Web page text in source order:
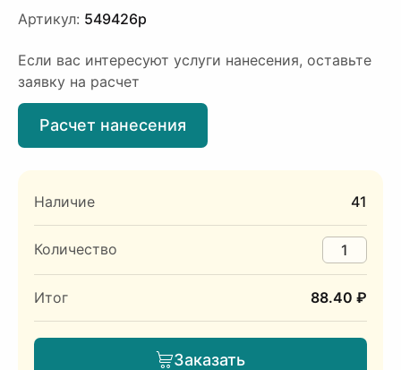
Артикул: 549426p
Если вас интересуют услуги нанесения, оставьте
заявку на расчет
Расчет нанесения
Наличие 41
Количество
Итог 88.40 ₽
Заказать